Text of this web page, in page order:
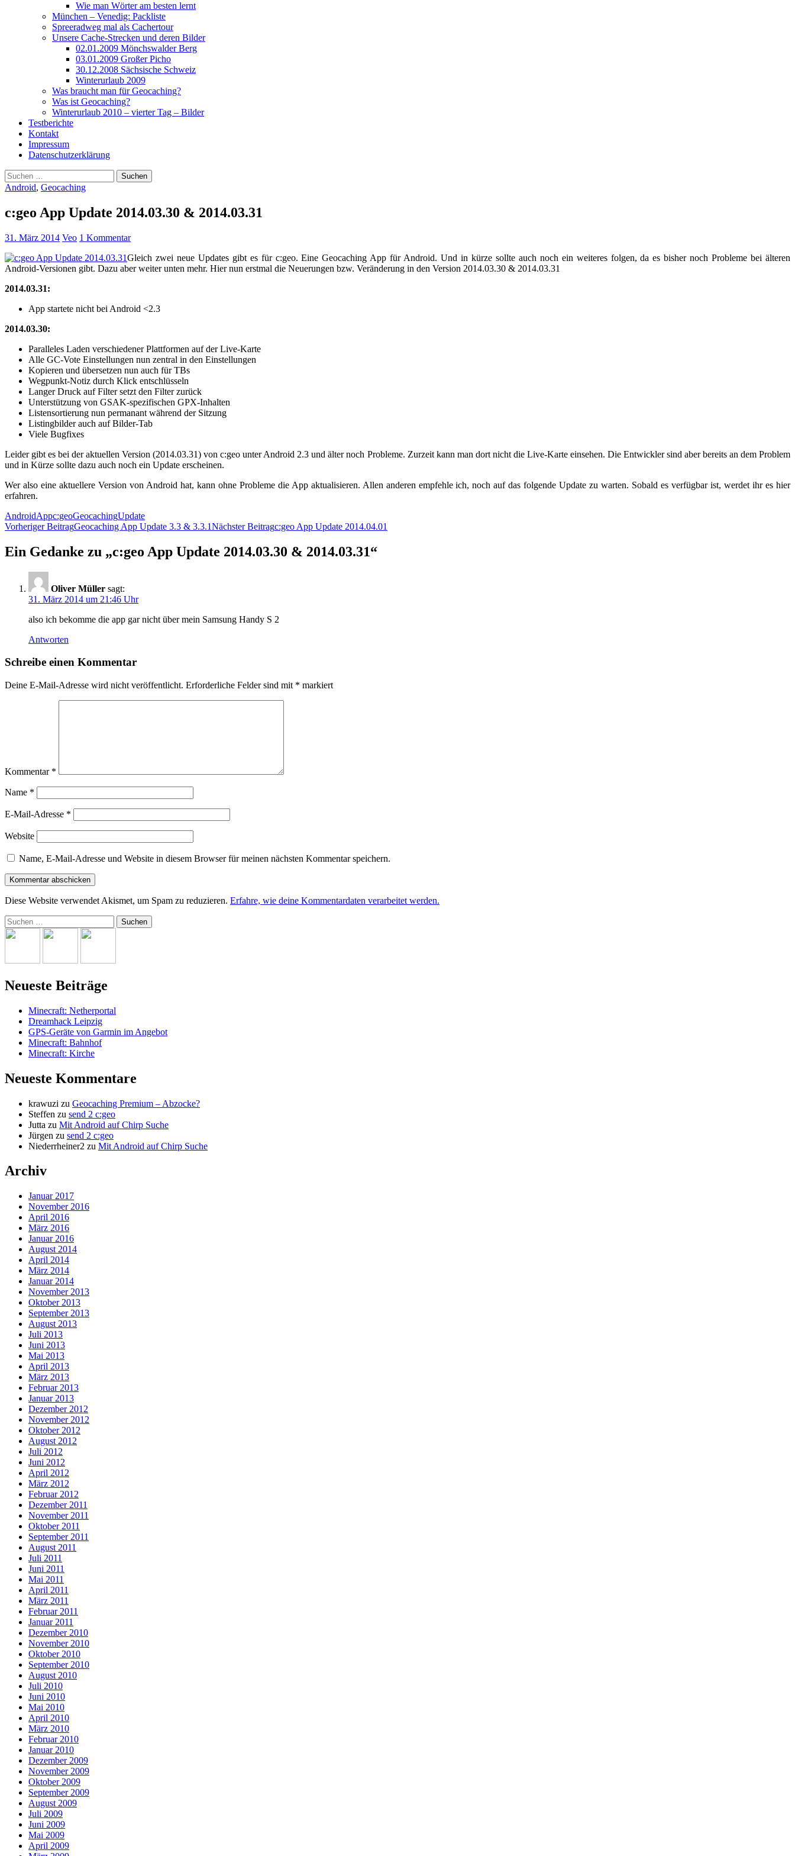
Wie man Wörter am besten lernt
München – Venedig: Packliste
Spreeradweg mal als Cachertour
Unsere Cache-Strecken und deren Bilder
02.01.2009 Mönchswalder Berg
03.01.2009 Großer Picho
30.12.2008 Sächsische Schweiz
Winterurlaub 2009
Was braucht man für Geocaching?
Was ist Geocaching?
Winterurlaub 2010 – vierter Tag – Bilder
Testberichte
Kontakt
Impressum
Datenschutzerklärung
Suchen
nach:
Android, Geocaching
c:geo App Update 2014.03.30 & 2014.03.31
31. März 2014 Veo 1 Kommentar
Gleich zwei neue Updates gibt es für c:geo. Eine Geocaching App für Android. Und in kürze sollte auch noch ein weiteres folgen, da es bisher noch Probleme bei älteren
Android-Versionen gibt. Dazu aber weiter unten mehr. Hier nun erstmal die Neuerungen bzw. Veränderung in den Version 2014.03.30 & 2014.03.31
2014.03.31:
App startete nicht bei Android <2.3
2014.03.30:
Paralleles Laden verschiedener Plattformen auf der Live-Karte
Alle GC-Vote Einstellungen nun zentral in den Einstellungen
Kopieren und übersetzen nun auch für TBs
Wegpunkt-Notiz durch Klick entschlüsseln
Langer Druck auf Filter setzt den Filter zurück
Unterstützung von GSAK-spezifischen GPX-Inhalten
Listensortierung nun permanant während der Sitzung
Listingbilder auch auf Bilder-Tab
Viele Bugfixes
Leider gibt es bei der aktuellen Version (2014.03.31) von c:geo unter Android 2.3 und älter noch Probleme. Zurzeit kann man dort nicht die Live-Karte einsehen. Die Entwickler sind aber bereits an dem Problem
und in Kürze sollte dazu auch noch ein Update erscheinen.
Wer also eine aktuellere Version von Android hat, kann ohne Probleme die App aktualisieren. Allen anderen empfehle ich, noch auf das folgende Update zu warten. Sobald es verfügbar ist, werdet ihr es hier
erfahren.
AndroidAppc:geoGeocachingUpdate
Beitrags-
Navigation
Vorheriger BeitragGeocaching App Update 3.3 & 3.3.1Nächster Beitragc:geo App Update 2014.04.01
Ein Gedanke zu „c:geo App Update 2014.03.30 & 2014.03.31“
Oliver Müller sagt:
31. März 2014 um 21:46 Uhr
also ich bekomme die app gar nicht über mein Samsung Handy S 2
Antworten
Schreibe einen Kommentar
Deine E-Mail-Adresse wird nicht veröffentlicht. Erforderliche Felder sind mit * markiert
Kommentar *
Name *
E-Mail-Adresse *
Website
Name, E-Mail-Adresse und Website in diesem Browser für meinen nächsten Kommentar speichern.
Diese Website verwendet Akismet, um Spam zu reduzieren. Erfahre, wie deine Kommentardaten verarbeitet werden.
Suchen
nach:
Neueste Beiträge
Minecraft: Netherportal
Dreamhack Leipzig
GPS-Geräte von Garmin im Angebot
Minecraft: Bahnhof
Minecraft: Kirche
Neueste Kommentare
krawuzi zu Geocaching Premium – Abzocke?
Steffen zu send 2 c:geo
Jutta zu Mit Android auf Chirp Suche
Jürgen zu send 2 c:geo
Niederrheiner2 zu Mit Android auf Chirp Suche
Archiv
Januar 2017
November 2016
April 2016
März 2016
Januar 2016
August 2014
April 2014
März 2014
Januar 2014
November 2013
Oktober 2013
September 2013
August 2013
Juli 2013
Juni 2013
Mai 2013
April 2013
März 2013
Februar 2013
Januar 2013
Dezember 2012
November 2012
Oktober 2012
August 2012
Juli 2012
Juni 2012
April 2012
März 2012
Februar 2012
Dezember 2011
November 2011
Oktober 2011
September 2011
August 2011
Juli 2011
Juni 2011
Mai 2011
April 2011
März 2011
Februar 2011
Januar 2011
Dezember 2010
November 2010
Oktober 2010
September 2010
August 2010
Juli 2010
Juni 2010
Mai 2010
April 2010
März 2010
Februar 2010
Januar 2010
Dezember 2009
November 2009
Oktober 2009
September 2009
August 2009
Juli 2009
Juni 2009
Mai 2009
April 2009